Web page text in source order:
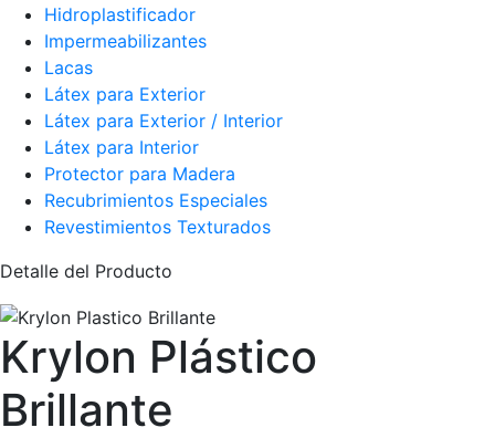
Hidroplastificador
Impermeabilizantes
Lacas
Látex para Exterior
Látex para Exterior / Interior
Látex para Interior
Protector para Madera
Recubrimientos Especiales
Revestimientos Texturados
Detalle del Producto
Krylon Plástico
Brillante